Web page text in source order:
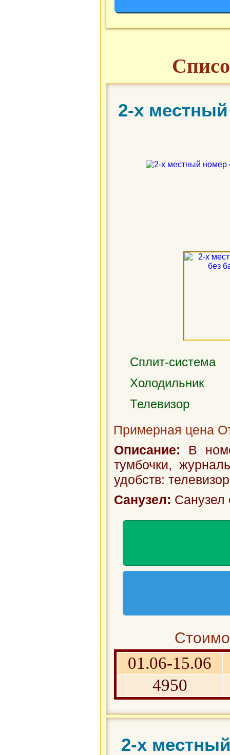
2-х
Сплит-система
Холодильник
Телевизор
Примерная цена
Описание: В
тумбочки,
удобств:
Санузел:
01.06-15.06
4950
2-х